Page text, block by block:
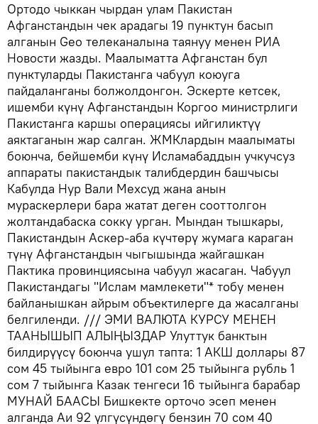
Ортодо чыккан чырдан улам Пакистан
Афганстандын чек арадагы 19 пунктун басып
алганын Geo телеканалына таянуу менен РИА
Новости жазды. Маалыматта Афганстан бул
пунктуларды Пакистанга чабуул коюуга
пайдаланганы болжолдонгон. Эскерте кетсек,
ишемби күнү Афганстандын Коргоо министрлиги
Пакистанга каршы операциясы ийгиликтүү
аяктаганын жар салган. ЖМКлардын маалыматы
боюнча, бейшемби күнү Исламабаддын учкучсуз
аппараты пакистандык талибдердин башчысы
Кабулда Нур Вали Мехсуд жана анын
мураскерлери бара жатат деген сооттолгон
жолтандабаска сокку урган. Мындан тышкары,
Пакистандын Аскер-аба күчтөрү жумага караган
түнү Афганстандын чыгышында жайгашкан
Пактика провинциясына чабуул жасаган. Чабуул
Пакистандагы "Ислам мамлекети"* тобу менен
байланышкан айрым объектилерге да жасалганы
белгиленди. /// ЭМИ ВАЛЮТА КУРСУ МЕНЕН
ТААНЫШЫП АЛЫҢЫЗДАР Улуттук банктын
билдирүүсү боюнча ушул тапта: 1 АКШ доллары 87
сом 45 тыйынга евро 101 сом 25 тыйынга рубль 1
сом 7 тыйынга Казак тенгеси 16 тыйынга барабар
МУНАЙ БААСЫ Бишкекте орточо эсеп менен
алганда Аи 92 үлгүсүндөгү бензин 70 сом 40